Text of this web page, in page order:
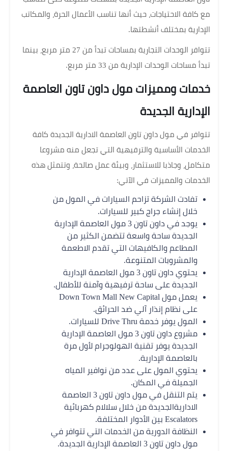
مع كافة الاحتياجات، حيث أنها تناسب الأعمال الحرة، والمكاتب
الإدارية بمختلف أنشطتها.
تتوافر الوحدات التجارية بمساحات تبدأ من 27 متر مربع، بينما
تبدأ مساحات الوحدات الإدارية من 33 متر مربع.
خدمات ومميزات مول داون تاون العاصمة
الإدارية الجديدة
تتوافر في مول داون تاون العاصمة الادارية الجديدة كافة
الخدمات الأساسية والترفيهية التي تجعل منه مشروعا
متكامل، وجاذبا للاستثمار، وبيئة عمل صالحة، وتتمثل هذه
الخدمات والمميزات في الآتي:
تفادت الشركة تزاحم السيارات في المول من
خلال إنشاء جراج كبير للسيارات.
يوجد في داون تاون 3 مول العاصمة الإدارية
الجديدة ساحة واسعة تتضمن الكثير من
المطاعم والكافيهات التي تقدم الاطعمة
والمشروبات المتنوعة.
يحتوي داون تاون 3 مول العاصمة الإدارية
الجديدة على ساحة ترفيهية وآمنة للأطفال.
يعمل مول Down Town Mall New Capital
على نظام إنذار آلي ضد الحرائق.
المول يوفر خدمة Drive Thru للسيارات.
مشروع داون تاون 3 مول العاصمة الإدارية
الجديدة يوفر تقنية الهولوجرام لأول مرة
بالعاصمة الإدارية.
يحتوي المول على عدد من نوافير المياه
الجميلة في المكان.
يتم التنقل في مول داون تاون 3 العاصمة
الاداريةالجديدة من خلال سلالام كهربائية
Escalators بين الأدوار المختلفة.
النظافة الدورية من الخدمات التي تتوافر في
مول داون تاون 3 العاصمة الإدارية الجديدة.